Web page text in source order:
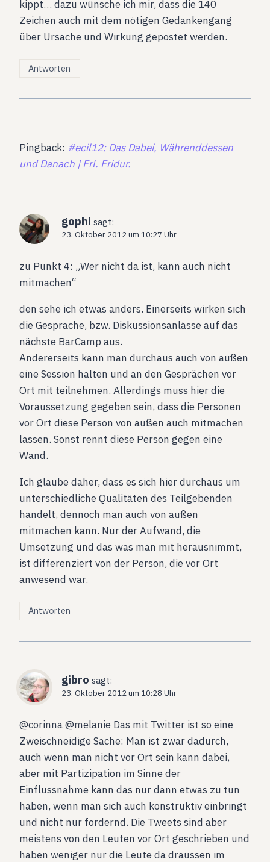
kippt… dazu wünsche ich mir, dass die 140
Zeichen auch mit dem nötigen Gedankengang
über Ursache und Wirkung gepostet werden.
Antworten
Pingback: #ecil12: Das Dabei, Währenddessen
und Danach | Frl. Fridur.
gophi sagt:
23. Oktober 2012 um 10:27 Uhr
zu Punkt 4: „Wer nicht da ist, kann auch nicht
mitmachen“
den sehe ich etwas anders. Einerseits wirken sich
die Gespräche, bzw. Diskussionsanlässe auf das
nächste BarCamp aus.
Andererseits kann man durchaus auch von außen
eine Session halten und an den Gesprächen vor
Ort mit teilnehmen. Allerdings muss hier die
Voraussetzung gegeben sein, dass die Personen
vor Ort diese Person von außen auch mitmachen
lassen. Sonst rennt diese Person gegen eine
Wand.
Ich glaube daher, dass es sich hier durchaus um
unterschiedliche Qualitäten des Teilgebenden
handelt, dennoch man auch von außen
mitmachen kann. Nur der Aufwand, die
Umsetzung und das was man mit herausnimmt,
ist differenziert von der Person, die vor Ort
anwesend war.
Antworten
gibro sagt:
23. Oktober 2012 um 10:28 Uhr
@corinna @melanie Das mit Twitter ist so eine
Zweischneidige Sache: Man ist zwar dadurch,
auch wenn man nicht vor Ort sein kann dabei,
aber mit Partizipation im Sinne der
Einflussnahme kann das nur dann etwas zu tun
haben, wenn man sich auch konstruktiv einbringt
und nicht nur fordernd. Die Tweets sind aber
meistens von den Leuten vor Ort geschrieben und
haben weniger nur die Leute da draussen im